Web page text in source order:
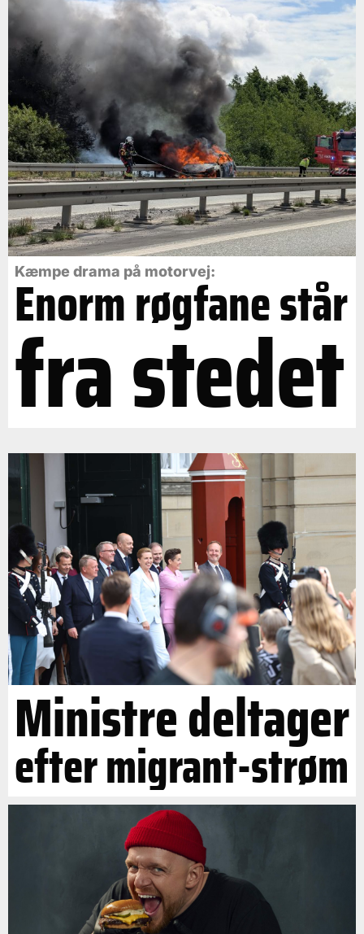
Kæmpe drama på motorvej:
Enorm røgfane står
fra stedet
Ministre deltager
efter migrant-strøm